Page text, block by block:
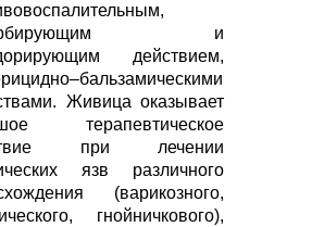
и
действием,
Живица оказывает
терапевтическое
при лечении
язв различного
(варикозного,
гнойничкового),